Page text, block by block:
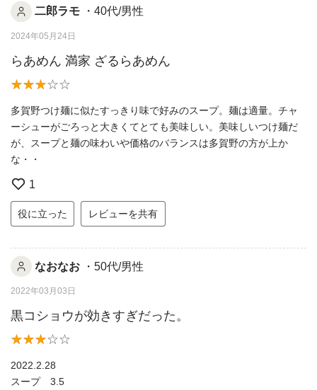
二郎ラモ ・40代/男性
2024年05月24日
らあめん 満家 ざるらあめん
多賀野つけ麺に似たすっきり味で好みのスープ。麺は適量。チャ
ーシューがごろっと大きくてとても美味しい。美味しいつけ麺だ
が、スープと麺の味わいや価格のバランスは多賀野の方が上か
な・・
1
役に立った レビューを共有
なおなお ・50代/男性
2022年03月03日
黒コショウが効きすぎだった。
2022.2.28
スープ 3.5